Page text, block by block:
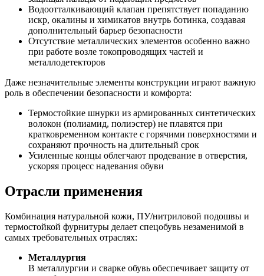
Водоотталкивающий клапан препятствует попаданию
искр, окалины и химикатов внутрь ботинка, создавая
дополнительный барьер безопасности
Отсутствие металлических элементов особенно важно
при работе возле токопроводящих частей и
металлодетекторов
Даже незначительные элементы конструкции играют важную
роль в обеспечении безопасности и комфорта:
Термостойкие шнурки из армированных синтетических
волокон (полиамид, полиэстер) не плавятся при
кратковременном контакте с горячими поверхностями и
сохраняют прочность на длительный срок
Усиленные концы облегчают продевание в отверстия,
ускоряя процесс надевания обуви
Отрасли применения
Комбинация натуральной кожи, ПУ/нитриловой подошвы и
термостойкой фурнитуры делает спецобувь незаменимой в
самых требовательных отраслях:
Металлургия
В металлургии и сварке обувь обеспечивает защиту от